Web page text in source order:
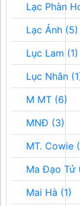
Lạc Phàn
Lạc Ảnh (5)
Lục Lam (1)
Lục Nhân
M MT (6)
MNĐ (3)
MT. Cowie
Ma Đạo Tử
Mai Hà (1)